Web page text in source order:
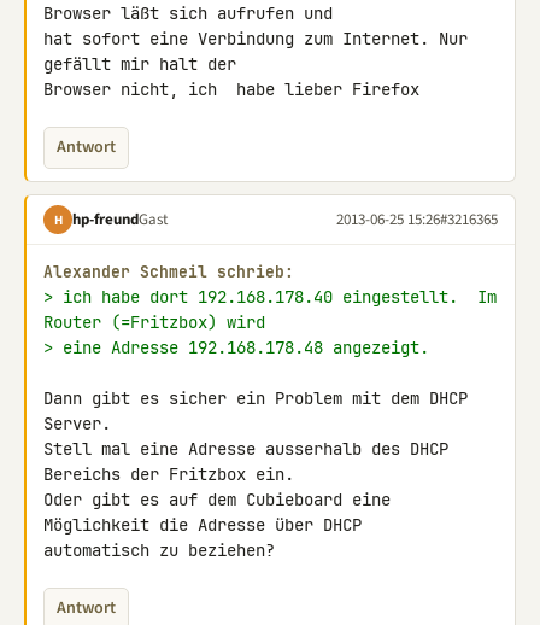
Browser läßt sich aufrufen und
hat sofort eine Verbindung zum Internet. Nur
gefällt mir halt der
Browser nicht, ich  habe lieber Firefox
Antwort
H hp-freundGast 2013-06-25 15:26#3216365
Alexander Schmeil schrieb:
> ich habe dort 192.168.178.40 eingestellt.  Im
Router (=Fritzbox) wird
> eine Adresse 192.168.178.48 angezeigt.
Dann gibt es sicher ein Problem mit dem DHCP
Server.
Stell mal eine Adresse ausserhalb des DHCP
Bereichs der Fritzbox ein.
Oder gibt es auf dem Cubieboard eine
Möglichkeit die Adresse über DHCP
automatisch zu beziehen?
Antwort